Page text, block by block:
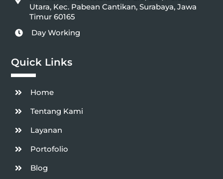
Utara, Kec. Pabean Cantikan, Surabaya, Jawa
Timur 60165
Day Working
Quick Links
Home
Tentang Kami
Layanan
Portofolio
Blog